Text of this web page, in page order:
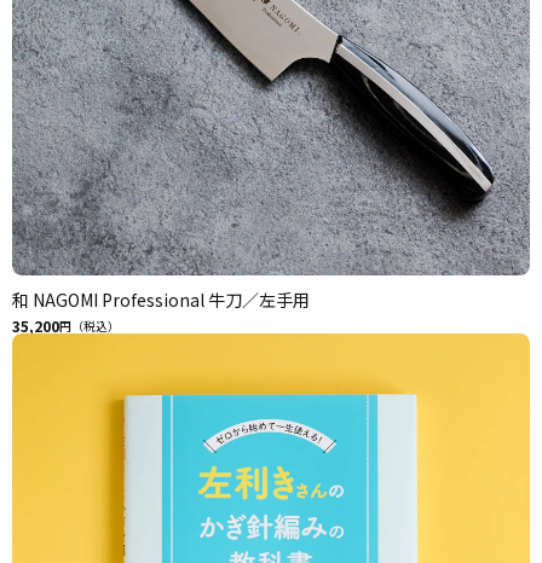
和 NAGOMI Professional 牛刀／左手用
35,200円（税込）